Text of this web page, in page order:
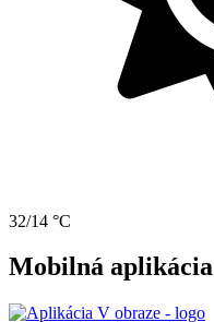
32/14 °C
Mobilná aplikácia